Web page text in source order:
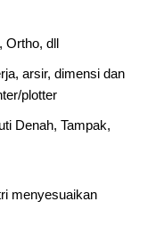
Ortho, dll
arsir, dimensi dan
plotter
Denah, Tampak,
menyesuaikan